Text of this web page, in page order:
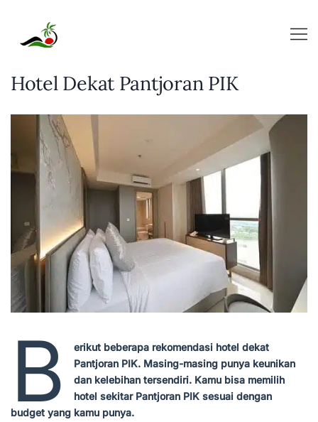
content
Hotel Dekat Pantjoran PIK
B
erikut beberapa rekomendasi hotel dekat
Pantjoran PIK. Masing-masing punya keunikan
dan kelebihan tersendiri. Kamu bisa memilih
hotel sekitar Pantjoran PIK sesuai dengan
budget yang kamu punya.